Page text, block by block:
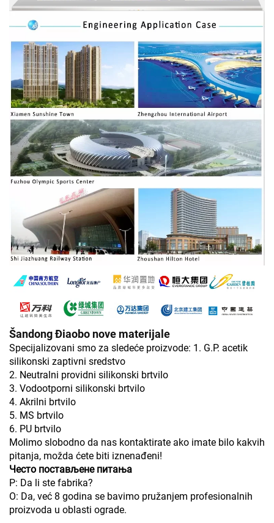
Šandong Điaobo nove materijale
Specijalizovani smo za sledeće proizvode: 1. G.P. acetik
silikonski zaptivni sredstvo
2. Neutralni providni silikonski brtvilo
3. Vodootporni silikonski brtvilo
4. Akrilni brtvilo
5. MS brtvilo
6. PU brtvilo
Molimo slobodno da nas kontaktirate ako imate bilo kakvih
pitanja, možda ćete biti iznenađeni!
Често постављене питања
P: Da li ste fabrika?
O: Da, već 8 godina se bavimo pružanjem profesionalnih
proizvoda u oblasti ograde.